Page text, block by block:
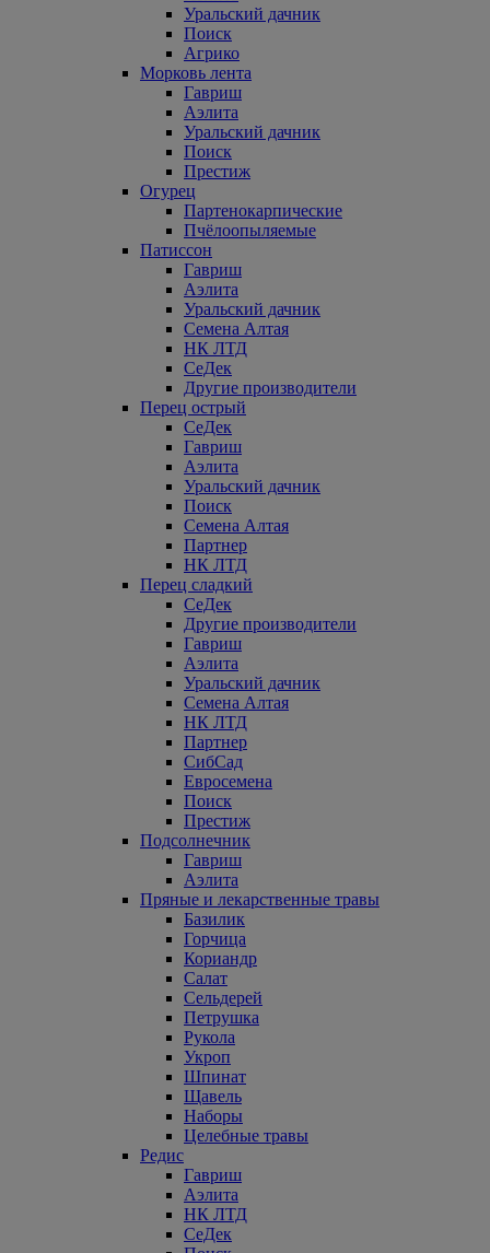
Уральский дачник
Поиск
Агрико
Морковь лента
Гавриш
Аэлита
Уральский дачник
Поиск
Престиж
Огурец
Партенокарпические
Пчёлоопыляемые
Патиссон
Гавриш
Аэлита
Уральский дачник
Семена Алтая
НК ЛТД
СеДек
Другие производители
Перец острый
СеДек
Гавриш
Аэлита
Уральский дачник
Поиск
Семена Алтая
Партнер
НК ЛТД
Перец сладкий
СеДек
Другие производители
Гавриш
Аэлита
Уральский дачник
Семена Алтая
НК ЛТД
Партнер
СибСад
Евросемена
Поиск
Престиж
Подсолнечник
Гавриш
Аэлита
Пряные и лекарственные травы
Базилик
Горчица
Кориандр
Салат
Сельдерей
Петрушка
Рукола
Укроп
Шпинат
Щавель
Наборы
Целебные травы
Редис
Гавриш
Аэлита
НК ЛТД
СеДек